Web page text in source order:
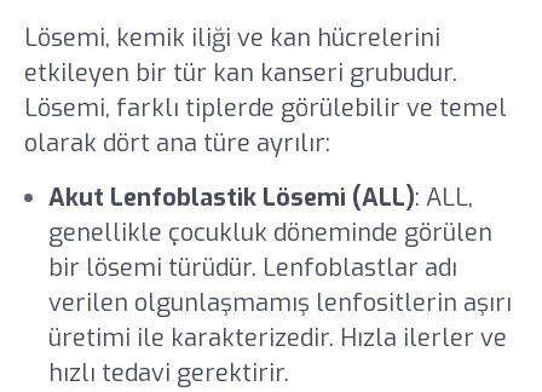
Lösemi, kemik iliği ve kan hücrelerini
etkileyen bir tür kan kanseri grubudur.
Lösemi, farklı tiplerde görülebilir ve temel
olarak dört ana türe ayrılır:
Akut Lenfoblastik Lösemi (ALL): ALL,
genellikle çocukluk döneminde görülen
bir lösemi türüdür. Lenfoblastlar adı
verilen olgunlaşmamış lenfositlerin aşırı
üretimi ile karakterizedir. Hızla ilerler ve
hızlı tedavi gerektirir.